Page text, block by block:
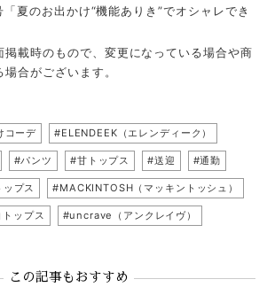
夏のお出かけ“機能ありき”でオシャレでき
掲載時のもので、変更になっている場合や商
合がございます。
コーデ #ELENDEEK（エレンディーク）
#パンツ #甘トップス #送迎 #通勤
プス #MACKINTOSH（マッキントッシュ）
ップス #uncrave（アンクレイヴ）
この記事もおすすめ